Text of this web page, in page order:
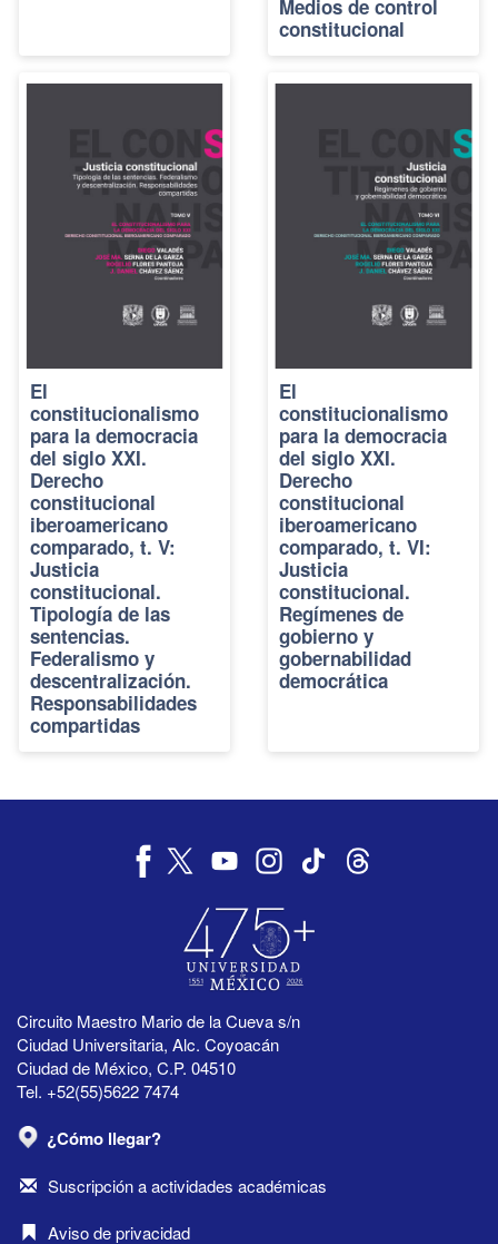
Medios de control
constitucional
El
constitucionalismo
para la democracia
del siglo XXI.
Derecho
constitucional
iberoamericano
comparado, t. V:
Justicia
constitucional.
Tipología de las
sentencias.
Federalismo y
descentralización.
Responsabilidades
compartidas
El
constitucionalismo
para la democracia
del siglo XXI.
Derecho
constitucional
iberoamericano
comparado, t. VI:
Justicia
constitucional.
Regímenes de
gobierno y
gobernabilidad
democrática
Circuito Maestro Mario de la Cueva s/n
Ciudad Universitaria, Alc. Coyoacán
Ciudad de México, C.P. 04510
Tel. +52(55)5622 7474
¿Cómo llegar?
Suscripción a actividades académicas
Aviso de privacidad